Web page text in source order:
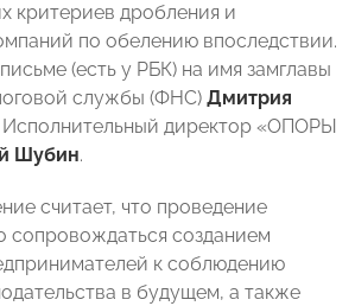
критериев дробления и
по обелению впоследствии.
(есть у РБК) на имя замглавы
службы (ФНС) Дмитрия
Исполнительный директор «ОПОРЫ
Шубин.
считает, что проведение
сопровождаться созданием
к соблюдению
в будущем, а также